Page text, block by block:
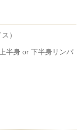
）
半身 or 下半身リンパ